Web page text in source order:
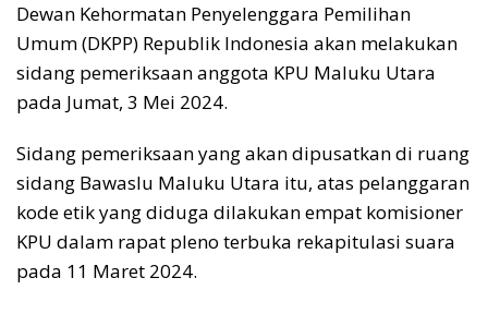
Dewan Kehormatan Penyelenggara Pemilihan
Umum (DKPP) Republik Indonesia akan melakukan
sidang pemeriksaan anggota KPU Maluku Utara
pada Jumat, 3 Mei 2024.
Sidang pemeriksaan yang akan dipusatkan di ruang
sidang Bawaslu Maluku Utara itu, atas pelanggaran
kode etik yang diduga dilakukan empat komisioner
KPU dalam rapat pleno terbuka rekapitulasi suara
pada 11 Maret 2024.